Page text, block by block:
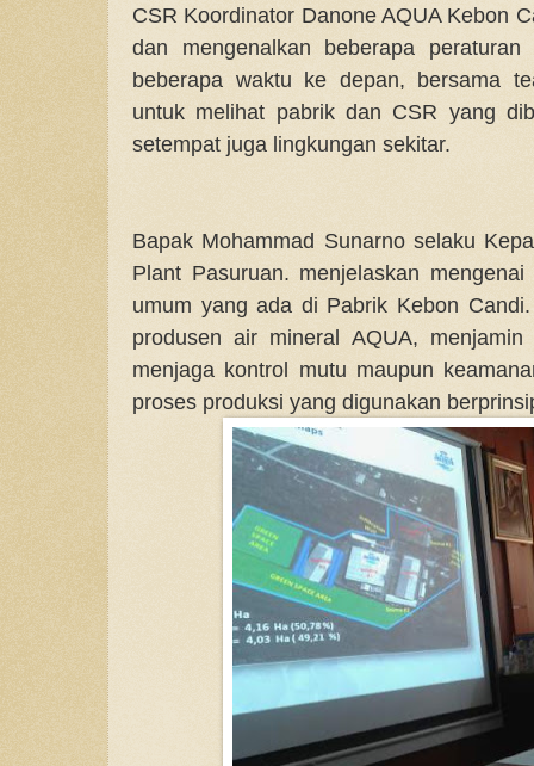
CSR Koordinator Danone AQUA Kebon
dan mengenalkan beberapa
beberapa waktu ke depan, bersama
untuk melihat pabrik dan CSR yang
setempat juga lingkungan sekitar.
Bapak Mohammad Sunarno selaku
Plant Pasuruan. menjelaskan
umum yang ada di Pabrik Kebon
produsen air mineral AQUA,
menjaga kontrol mutu maupun
proses produksi yang digunakan